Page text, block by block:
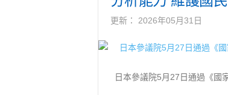
更新： 2026年05月31日
日本參議院5月27日通過《國